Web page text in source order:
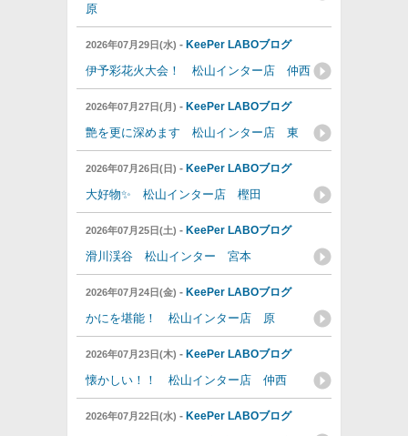
原
2026年07月29日(水) - KeePer LABOブログ
伊予彩花火大会！ 松山インター店 仲西
2026年07月27日(月) - KeePer LABOブログ
艶を更に深めます 松山インター店 東
2026年07月26日(日) - KeePer LABOブログ
大好物✨ 松山インター店 樫田
2026年07月25日(土) - KeePer LABOブログ
滑川渓谷 松山インター 宮本
2026年07月24日(金) - KeePer LABOブログ
かにを堪能！ 松山インター店 原
2026年07月23日(木) - KeePer LABOブログ
懐かしい！！ 松山インター店 仲西
2026年07月22日(水) - KeePer LABOブログ